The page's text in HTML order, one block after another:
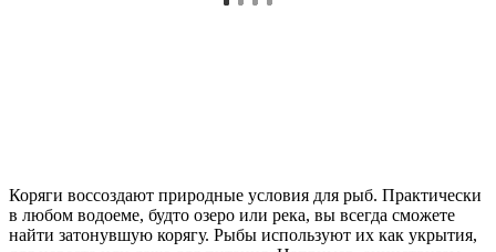
Коряги воссоздают природные условия для рыб. Практически
в любом водоеме, будто озеро или река, вы всегда сможете
найти затонувшую корягу. Рыбы используют их как укрытия,